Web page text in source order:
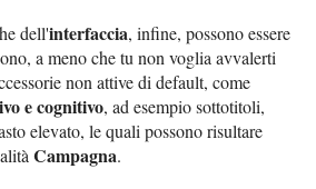
dell'interfaccia, infine, possono essere
a meno che tu non voglia avvalerti
non attive di default, come
e cognitivo, ad esempio sottotitoli,
elevato, le quali possono risultare
Campagna.